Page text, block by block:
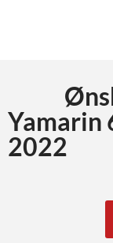
Yamarin
2022